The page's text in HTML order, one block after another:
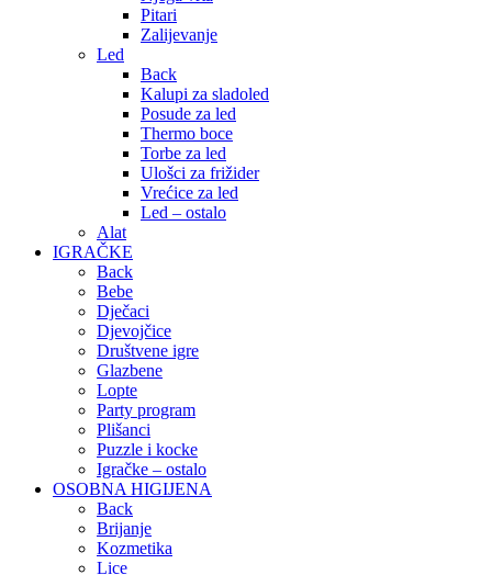
Pitari
Zalijevanje
Led
Back
Kalupi za sladoled
Posude za led
Thermo boce
Torbe za led
Ulošci za frižider
Vrećice za led
Led – ostalo
Alat
IGRAČKE
Back
Bebe
Dječaci
Djevojčice
Društvene igre
Glazbene
Lopte
Party program
Plišanci
Puzzle i kocke
Igračke – ostalo
OSOBNA HIGIJENA
Back
Brijanje
Kozmetika
Lice